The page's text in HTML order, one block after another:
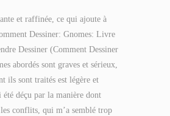
et raffinée, ce qui ajoute à
Dessiner: Gnomes: Livre
Dessiner (Comment Dessiner
abordés sont graves et sérieux,
ils sont traités est légère et
été déçu par la manière dont
conflits, qui m’a semblé trop